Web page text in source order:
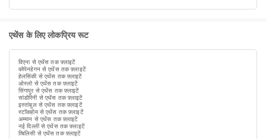
एथेंस के लिए लोकप्रिय रूट
विएना से एथेंस तक फ़्लाइटें
कोपेनहेगन से एथेंस तक फ़्लाइटें
हेलसिंकी से एथेंस तक फ़्लाइटें
ओस्लो से एथेंस तक फ़्लाइटें
सिंगापुर से एथेंस तक फ़्लाइटें
सांडोरिनी से एथेंस तक फ़्लाइटें
इस्तांबुल से एथेंस तक फ़्लाइटें
स्टॉकहोम से एथेंस तक फ़्लाइटें
अम्मान से एथेंस तक फ़्लाइटें
नई दिल्ली से एथेंस तक फ़्लाइटें
त्बिलिसी से एथेंस तक फ़्लाइटें